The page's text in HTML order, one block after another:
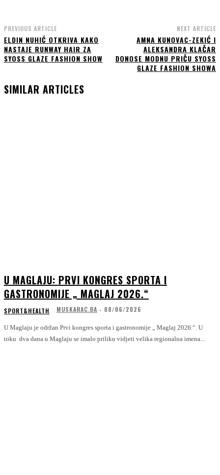
PREVIOUS ARTICLE
ELDIN NUHIĆ OTKRIVA KAKO
NASTAJE RUNWAY HAIR ZA
SYOSS GLAZE FASHION SHOW
NEXT ARTICLE
AMNA KUNOVAC-ZEKIĆ I
ALEKSANDRA KLAČAR
DONOSE MODNU PRIČU SYOSS
GLAZE FASHION SHOWA
SIMILAR ARTICLES
U MAGLAJU: PRVI KONGRES SPORTA I
GASTRONOMIJE „ MAGLAJ 2026.“
SPORT&HEALTH MUSKARAC.BA - 08/06/2026
U Maglaju je održan Prvi kongres sporta i gastronomije „ Maglaj 2026.“. U
toku dva dana u Maglaju se imalo priliku vidjeti velika regionalna imena...